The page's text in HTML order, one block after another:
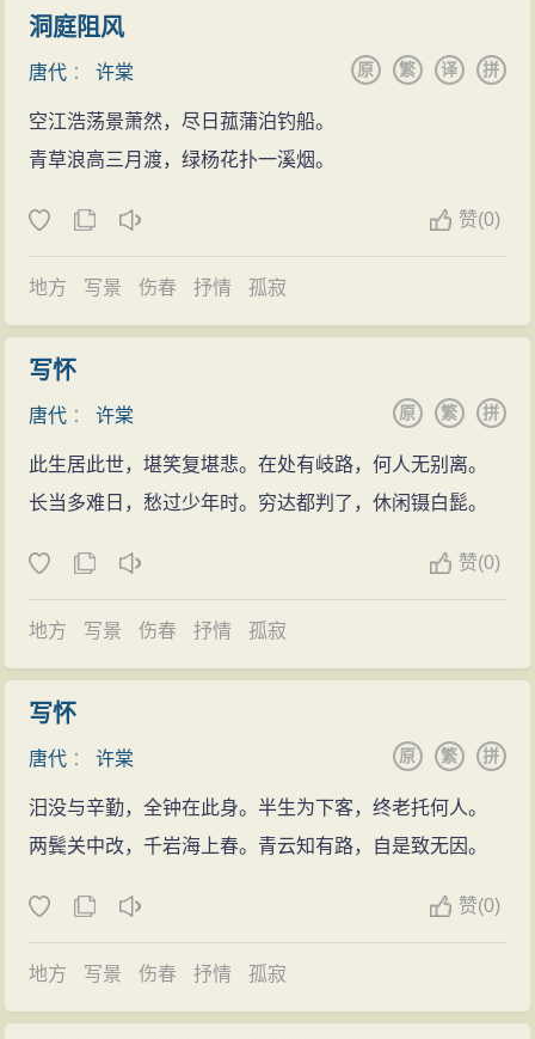
洞庭阻风
唐代 ：许棠 拼
译
繁
原
空江浩荡景萧然，尽日菰蒲泊钓船。
青草浪高三月渡，绿杨花扑一溪烟。
赞(0)
地方 写景 伤春 抒情 孤寂
写怀
唐代 ：许棠 拼
繁
原
此生居此世，堪笑复堪悲。在处有岐路，何人无别离。
长当多难日，愁过少年时。穷达都判了，休闲镊白髭。
赞(0)
地方 写景 伤春 抒情 孤寂
写怀
唐代 ：许棠 拼
繁
原
汨没与辛勤，全钟在此身。半生为下客，终老托何人。
两鬓关中改，千岩海上春。青云知有路，自是致无因。
赞(0)
地方 写景 伤春 抒情 孤寂